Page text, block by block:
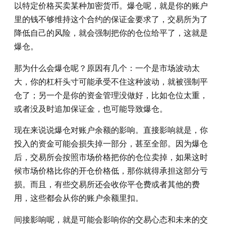
以特定价格买卖某种加密货币。爆仓呢，就是你的账户
里的钱不够维持这个合约的保证金要求了，交易所为了
降低自己的风险，就会强制把你的仓位给平了，这就是
爆仓。
那为什么会爆仓呢？原因有几个：一个是市场波动太
大，你的杠杆头寸可能承受不住这种波动，就被强制平
仓了；另一个是你的资金管理没做好，比如仓位太重，
或者没及时追加保证金，也可能导致爆仓。
现在来说说爆仓对账户余额的影响。直接影响就是，你
投入的资金可能会损失掉一部分，甚至全部。因为爆仓
后，交易所会按照市场价格把你的仓位卖掉，如果这时
候市场价格比你的开仓价格低，那你就得承担这部分亏
损。而且，有些交易所还会收你平仓费或者其他的费
用，这些都会从你的账户余额里扣。
间接影响呢，就是可能会影响你的交易心态和未来的交